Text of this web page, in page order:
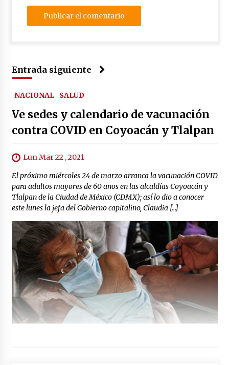
Entrada siguiente
NACIONAL SALUD
Ve sedes y calendario de vacunación
contra COVID en Coyoacán y Tlalpan
Lun Mar 22 , 2021
El próximo miércoles 24 de marzo arranca la vacunación COVID
para adultos mayores de 60 años en las alcaldías Coyoacán y
Tlalpan de la Ciudad de México (CDMX); así lo dio a conocer
este lunes la jefa del Gobierno capitalino, Claudia […]